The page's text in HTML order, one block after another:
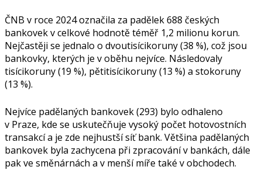
ČNB v roce 2024 označila za padělek 688 českých
bankovek v celkové hodnotě téměř 1,2 milionu korun.
Nejčastěji se jednalo o dvoutisícikoruny (38 %), což jsou
bankovky, kterých je v oběhu nejvíce. Následovaly
tisícikoruny (19 %), pětitisícikoruny (13 %) a stokoruny
(13 %).
Nejvíce padělaných bankovek (293) bylo odhaleno
v Praze, kde se uskutečňuje vysoký počet hotovostních
transakcí a je zde nejhustší síť bank. Většina padělaných
bankovek byla zachycena při zpracování v bankách, dále
pak ve směnárnách a v menší míře také v obchodech.